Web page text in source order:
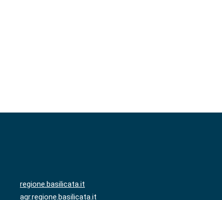
regione.basilicata.it
agr.regione.basilicata.it